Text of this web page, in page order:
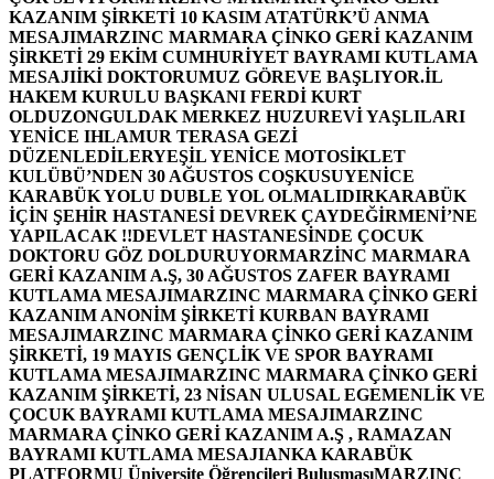
KAZANIM ŞİRKETİ 10 KASIM ATATÜRK’Ü ANMA
MESAJIMARZINC MARMARA ÇİNKO GERİ KAZANIM
ŞİRKETİ 29 EKİM CUMHURİYET BAYRAMI KUTLAMA
MESAJIİKİ DOKTORUMUZ GÖREVE BAŞLIYOR.İL
HAKEM KURULU BAŞKANI FERDİ KURT
OLDUZONGULDAK MERKEZ HUZUREVİ YAŞLILARI
YENİCE IHLAMUR TERASA GEZİ
DÜZENLEDİLERYEŞİL YENİCE MOTOSİKLET
KULÜBÜ’NDEN 30 AĞUSTOS COŞKUSUYENİCE
KARABÜK YOLU DUBLE YOL OLMALIDIRKARABÜK
İÇİN ŞEHİR HASTANESİ DEVREK ÇAYDEĞİRMENİ’NE
YAPILACAK !!DEVLET HASTANESİNDE ÇOCUK
DOKTORU GÖZ DOLDURUYORMARZİNC MARMARA
GERİ KAZANIM A.Ş, 30 AĞUSTOS ZAFER BAYRAMI
KUTLAMA MESAJIMARZINC MARMARA ÇİNKO GERİ
KAZANIM ANONİM ŞİRKETİ KURBAN BAYRAMI
MESAJIMARZINC MARMARA ÇİNKO GERİ KAZANIM
ŞİRKETİ, 19 MAYIS GENÇLİK VE SPOR BAYRAMI
KUTLAMA MESAJIMARZINC MARMARA ÇİNKO GERİ
KAZANIM ŞİRKETİ, 23 NİSAN ULUSAL EGEMENLİK VE
ÇOCUK BAYRAMI KUTLAMA MESAJIMARZINC
MARMARA ÇİNKO GERİ KAZANIM A.Ş , RAMAZAN
BAYRAMI KUTLAMA MESAJIANKA KARABÜK
PLATFORMU Üniversite Öğrencileri BuluşmasıMARZINC